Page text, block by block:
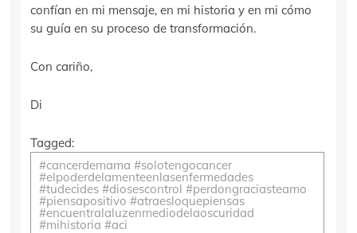
confían en mi mensaje, en mi historia y en mi cómo
su guía en su proceso de transformación.
Con cariño,
Di
Tagged:
#cancerdemama #solotengocancer
#elpoderdelamenteenlasenfermedades
#tudecides #diosescontrol #perdongraciasteamo
#piensapositivo #atraesloquepiensas
#encuentralaluzenmediodelaoscuridad
#mihistoria #aci